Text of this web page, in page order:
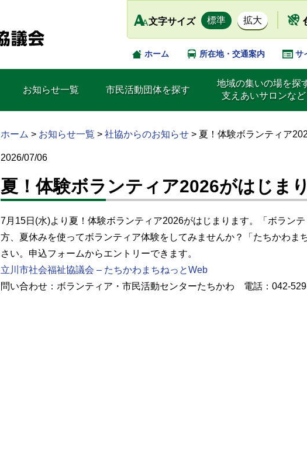
文字サイズ 標準 拡大
ホーム 所在地・交通案内 サ
お知らせ一覧 市民活動団体を探す
地域の集いの場を探
支えあいサロンなど
ホーム > お知らせ一覧 > 社協からのお知らせ > 夏！体験ボランティア
2026/07/06
夏！体験ボランティア2026がはじま
7月15日(水)より夏！体験ボランティア2026がはじまります。「ボラン
方、夏休みを使ってボランティア体験をしてみませんか？「たちかわ
さい。申込フォームからエントリーできます。
立川市社会福祉協議会 – たちかわまちねっとWeb
問い合わせ：ボランティア・市民活動センターたちかわ 電話：042-